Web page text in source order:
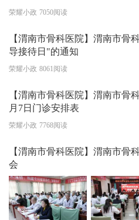
荣耀小政 7050阅读
【渭南市骨科医院】渭南市骨
导接待日"的通知
荣耀小政 8061阅读
【渭南市骨科医院】渭南市骨
月7日门诊安排表
荣耀小政 7768阅读
【渭南市骨科医院】渭南市骨
会